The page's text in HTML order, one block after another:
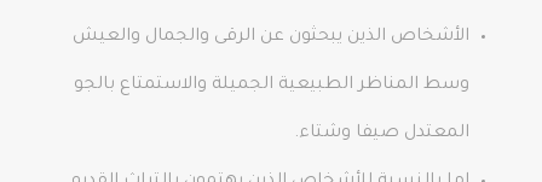
الأشخاص الذين يبحثون عن الرقى والجمال والعيش
وسط المناظر الطبيعية الجميلة والاستمتاع بالجو
المعتدل صيفا وشتاء.